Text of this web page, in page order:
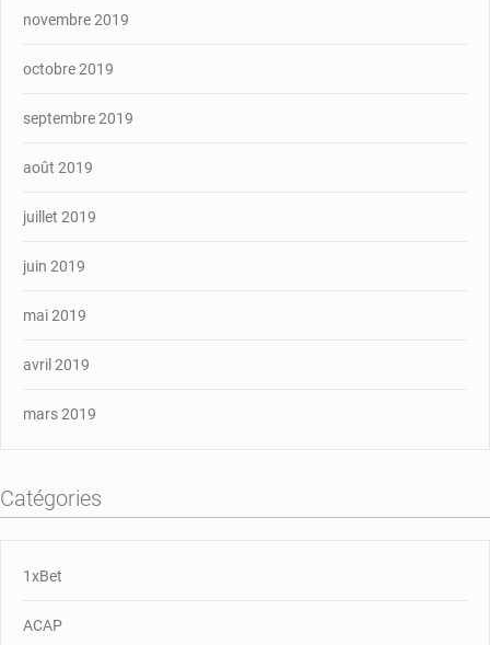
novembre 2019
octobre 2019
septembre 2019
août 2019
juillet 2019
juin 2019
mai 2019
avril 2019
mars 2019
Catégories
1xBet
ACAP